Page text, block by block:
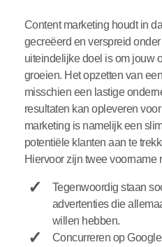
Content marketing houdt in
gecreëerd en verspreid
uiteindelijke doel is om jouw
groeien. Het opzetten van
misschien een lastige
resultaten kan opleveren
marketing is namelijk een
potentiële klanten aan te
Hiervoor zijn twee voorname
Tegenwoordig staan
advertenties die
willen hebben.
Concurreren op